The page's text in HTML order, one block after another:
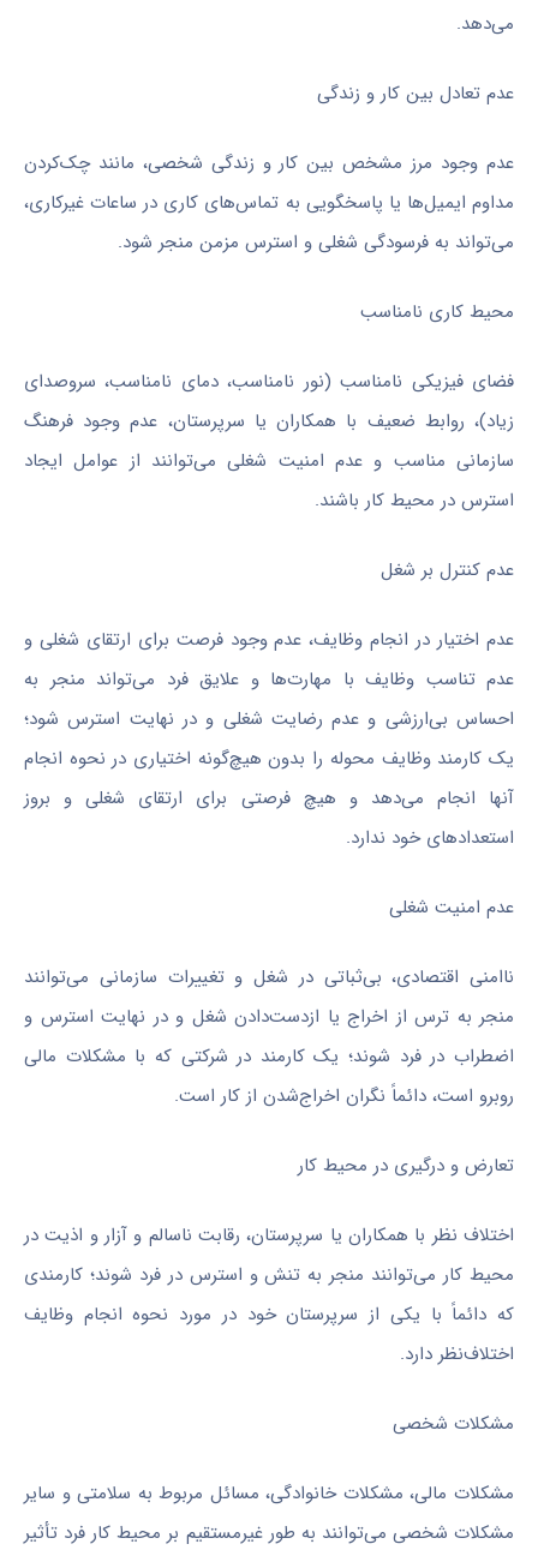
می‌دهد.
عدم تعادل بین کار و زندگی
عدم وجود مرز مشخص بین کار و زندگی شخصی، مانند چک‌کردن
مداوم ایمیل‌ها یا پاسخگویی به تماس‌های کاری در ساعات غیرکاری،
می‌تواند به فرسودگی شغلی و استرس مزمن منجر شود.
محیط کاری نامناسب
فضای فیزیکی نامناسب (نور نامناسب، دمای نامناسب، سروصدای
زیاد)، روابط ضعیف با همکاران یا سرپرستان، عدم وجود فرهنگ‌
سازمانی مناسب و عدم امنیت شغلی می‌توانند از عوامل ایجاد
استرس در محیط کار باشند.
عدم کنترل بر شغل
عدم اختیار در انجام وظایف، عدم وجود فرصت برای ارتقای شغلی و
عدم تناسب وظایف با مهارت‌ها و علایق فرد می‌تواند منجر به
احساس بی‌ارزشی و عدم رضایت شغلی و در نهایت استرس شود؛
یک کارمند وظایف محوله را بدون هیچ‌گونه اختیاری در نحوه انجام
آنها انجام می‌دهد و هیچ فرصتی برای ارتقای شغلی و بروز
استعدادهای خود ندارد.
عدم امنیت شغلی
ناامنی اقتصادی، بی‌ثباتی در شغل و تغییرات سازمانی می‌توانند
منجر به ترس از اخراج یا ازدست‌دادن شغل و در نهایت استرس و
اضطراب در فرد شوند؛ یک کارمند در شرکتی که با مشکلات مالی
روبرو است، دائماً نگران اخراج‌شدن از کار است.
تعارض و درگیری در محیط کار
اختلاف ‌نظر با همکاران یا سرپرستان، رقابت ناسالم و آزار و اذیت در
محیط کار می‌توانند منجر به تنش و استرس در فرد شوند؛ کارمندی
که دائماً با یکی از سرپرستان خود در مورد نحوه انجام وظایف
اختلاف‌نظر دارد.
مشکلات شخصی
مشکلات مالی، مشکلات خانوادگی، مسائل مربوط به سلامتی و سایر
مشکلات شخصی می‌توانند به طور غیرمستقیم بر محیط کار فرد تأثیر